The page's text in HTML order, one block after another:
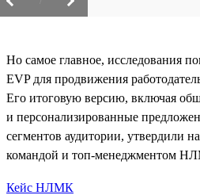
Но самое главное, исследования
EVP для продвижения
Его итоговую версию, включая
и персонализированные
сегментов аудитории, утвердили
командой и топ-менеджментом
Кейс НЛМК